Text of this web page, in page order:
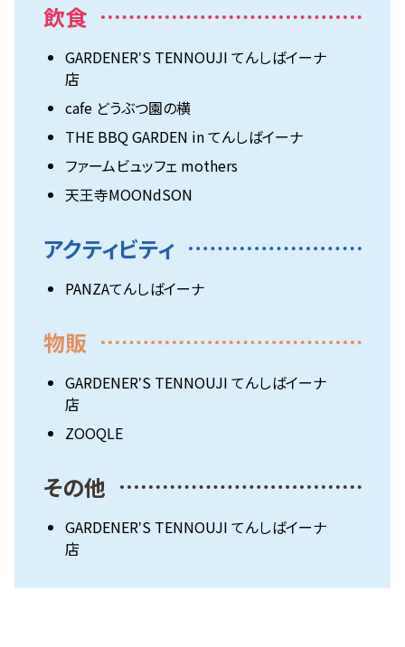
飲食
GARDENERʼS TENNOUJI てんしばイーナ
店
cafe どうぶつ園の横
THE BBQ GARDEN in てんしばイーナ
ファームビュッフェ mothers
天王寺MOONdSON
アクティビティ
PANZAてんしばイーナ
物販
GARDENERʼS TENNOUJI てんしばイーナ
店
ZOOQLE
その他
GARDENERʼS TENNOUJI てんしばイーナ
店